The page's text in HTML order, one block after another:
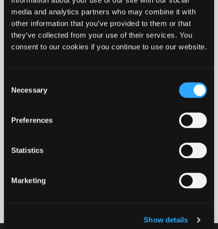
media and analytics partners who may combine it with
other information that you’ve provided to them or that
they’ve collected from your use of their services. You
consent to our cookies if you continue to use our website.
Selection
Necessary
Preferences
Statistics
Marketing
Show details
Udbud af serviceaftale på ventilationsanlæg til en
række KomUdbud-kommuner
Udbud - husstandsindsamling af affald
Ikast-Brande Kommunes dynamiske indkøbssystem til